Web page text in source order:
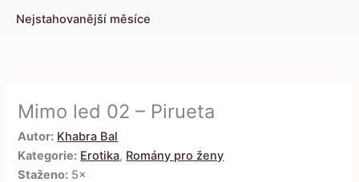
Nejstahovanější měsíce
Mimo led 02 – Pirueta
Autor: Khabra Bal
Kategorie: Erotika, Romány pro ženy
Staženo: 5×